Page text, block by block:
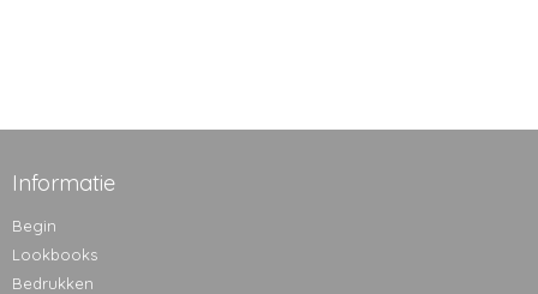
Informatie
Begin
Lookbooks
Bedrukken